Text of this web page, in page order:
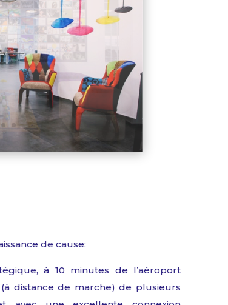
decause:
, à 10 minutes de l’aéroport
distance de marche) de plusieurs